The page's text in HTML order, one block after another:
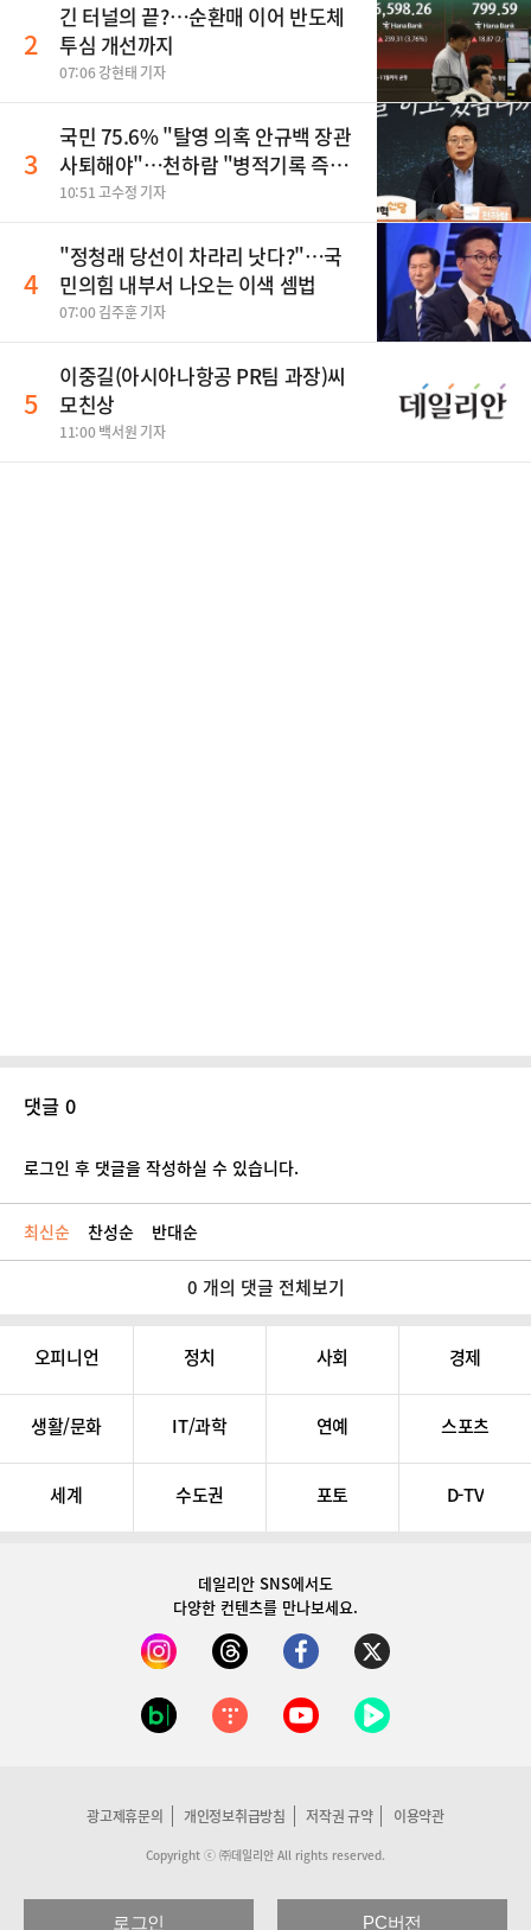
2
긴 터널의 끝?…순환매 이어 반도체
투심 개선까지
07:06 강현태 기자
3
국민 75.6% "탈영 의혹 안규백 장관
사퇴해야"…천하람 "병적기록 즉각
공개하라"
10:51 고수정 기자
4
​"정청래 당선이 차라리 낫다?"…국
민의힘 내부서 나오는 이색 셈법
07:00 김주훈 기자
5
이중길(아시아나항공 PR팀 과장)씨
모친상
11:00 백서원 기자
댓글 0
로그인 후 댓글을 작성하실 수 있습니다.
최신순 찬성순 반대순
0 개의 댓글 전체보기
오피니언 정치 사회 경제
생활/문화 IT/과학 연예 스포츠
세계 수도권 포토 D-TV
데일리안 SNS에서도
다양한 컨텐츠를 만나보세요.
광고제휴문의 개인정보취급방침 저작권 규약 이용약관
Copyright ⓒ ㈜데일리안 All rights reserved.
로그인 PC버전